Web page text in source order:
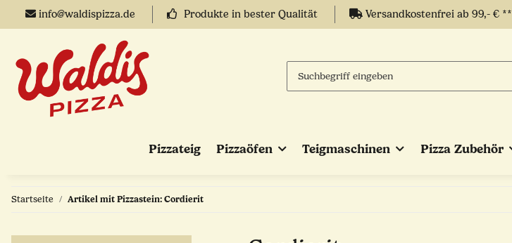
info@waldispizza.de Produkte in bester Qualität Versandkostenfrei ab 99,- € **
Pizzateig Pizzaöfen Teigmaschinen Pizza Zubehör
Startseite Artikel mit Pizzastein: Cordierit